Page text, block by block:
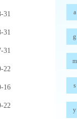
31
31
31
22
16
22
a
g
m
s
y